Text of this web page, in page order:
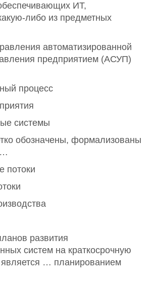
ИТ,
либо из предметных
автоматизированной
предприятием (АСУП)
процесс
системы
обозначены, формализованы
потоки
развития
систем на краткосрочную
является … планированием